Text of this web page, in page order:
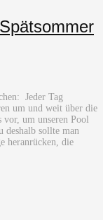
Jeder Tag
um und weit über die
vor, um unseren Pool
deshalb sollte man
heranrücken, die